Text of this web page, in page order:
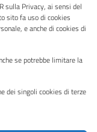
sulla Privacy, ai sensi del
sito fa uso di cookies
e anche di cookies di
se potrebbe limitare la
dei singoli cookies di terze